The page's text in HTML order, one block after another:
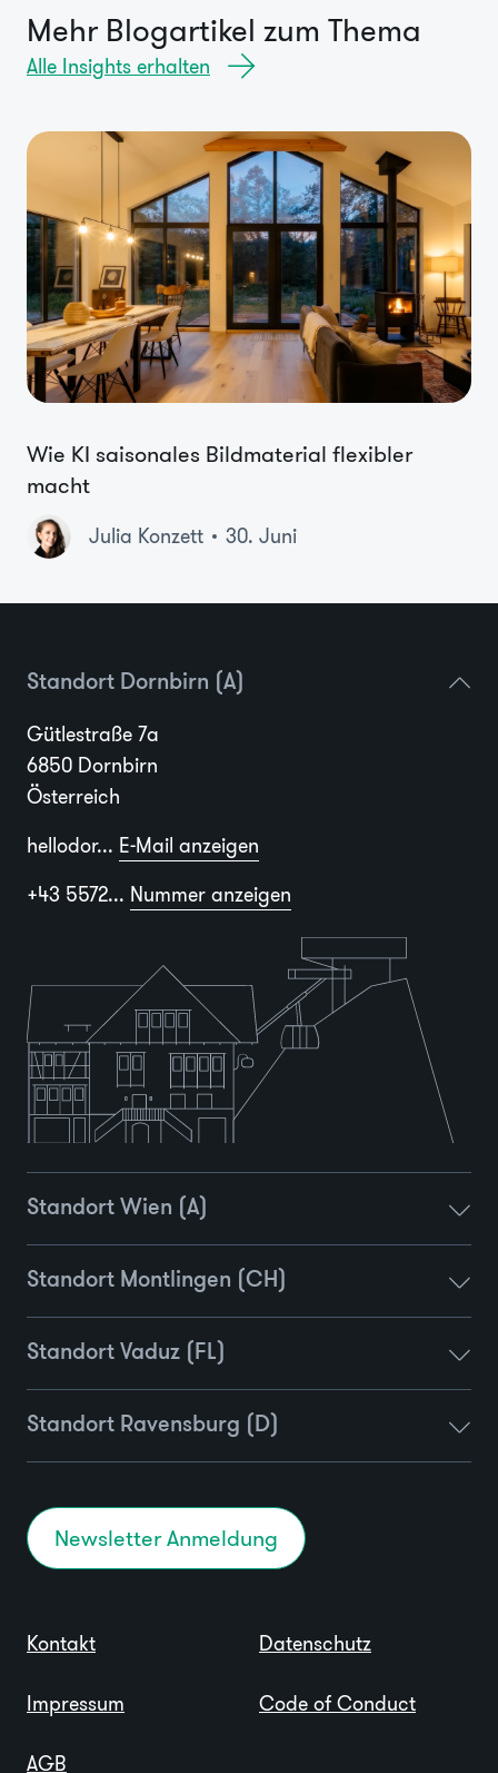
Mehr Blogartikel zum Thema
Alle Insights erhalten
Wie KI saisonales Bildmaterial flexibler
macht
Julia Konzett 30. Juni
Standort Dornbirn (A)
Gütlestraße 7a
6850 Dornbirn
Österreich
hellodor... E-Mail anzeigen
+43 5572... Nummer anzeigen
Standort Wien (A)
Standort Montlingen (CH)
Standort Vaduz (FL)
Standort Ravensburg (D)
Newsletter Anmeldung
Kontakt
Impressum
AGB
Datenschutz
Code of Conduct